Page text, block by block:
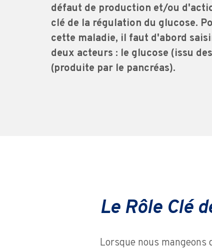
défaut de production et/ou
clé de la régulation du glucose.
cette maladie, il faut d'abord
deux acteurs : le glucose (issu
(produite par le pancréas).
Le Rôle Clé
Lorsque nous